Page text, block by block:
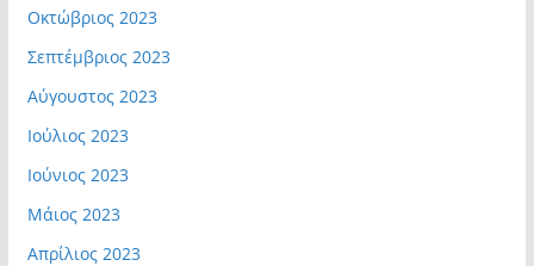
Οκτώβριος 2023
Σεπτέμβριος 2023
Αύγουστος 2023
Ιούλιος 2023
Ιούνιος 2023
Μάιος 2023
Απρίλιος 2023